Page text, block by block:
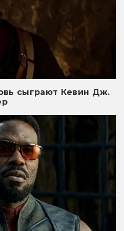
сыграют Кевин Дж.